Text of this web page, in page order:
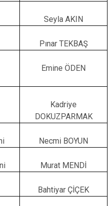
Seyla AKIN
Pınar TEKBAŞ
Emine ÖDEN
Kadriye
DOKUZPARMAK
Necmi BOYUN
Murat MENDİ
Bahtiyar ÇİÇEK